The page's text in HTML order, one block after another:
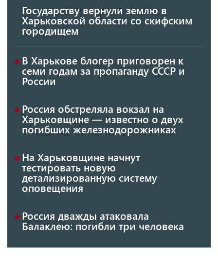
Государству вернули землю в
Харьковской области со скифским
городищем
В Харькове блогер приговорен к
семи годам за пропаганду СССР и
России
Россия обстреляла вокзал на
Харьковщине — известно о двух
погибших железнодорожниках
На Харьковщине начнут
тестировать новую
детализированную систему
оповещения
Россия дважды атаковала
Балаклею: погибли три человека